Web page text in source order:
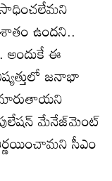
సాధించలేమని
ఉందని..
ఈ
జనాభా
మారుతాయని
మేనేజ్‌మెంట్
సీఎం